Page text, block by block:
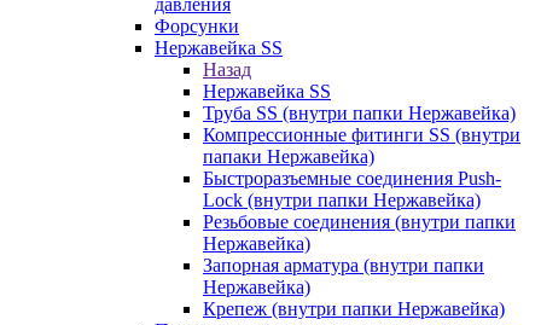
давления
Форсунки
Нержавейка SS
Назад
Нержавейка SS
Труба SS (внутри папки Нержавейка)
Компрессионные фитинги SS (внутри
папаки Нержавейка)
Быстроразъемные соединения Push-
Lock (внутри папки Нержавейка)
Резьбовые соединения (внутри папки
Нержавейка)
Запорная арматура (внутри папки
Нержавейка)
Крепеж (внутри папки Нержавейка)